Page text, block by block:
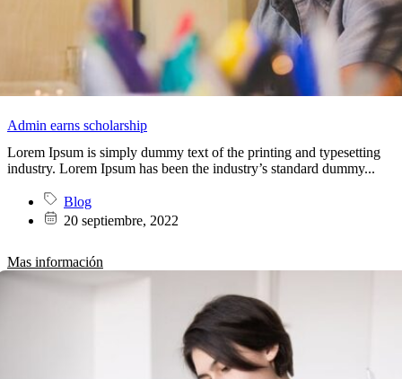
Admin earns scholarship
Lorem Ipsum is simply dummy text of the printing and typesetting
industry. Lorem Ipsum has been the industry’s standard dummy...
Blog
20 septiembre, 2022
Mas información